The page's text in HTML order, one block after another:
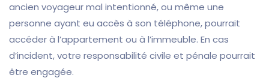
ancien voyageur mal intentionné, ou même une
personne ayant eu accès à son téléphone, pourrait
accéder à l’appartement ou à l’immeuble. En cas
d’incident, votre responsabilité civile et pénale pourrait
être engagée.